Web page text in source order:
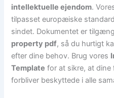
intellektuelle ejendom.
tilpasset europæiske
sindet. Dokumentet er
property pdf, så du hurtigt
efter dine behov. Brug vores
Template for at sikre, at
forbliver beskyttede i alle